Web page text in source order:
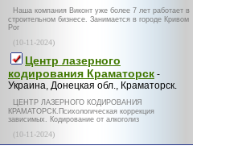
Наша компания Виконт уже более 7 лет работает в
строительном бизнесе. Занимается в городе Кривом
Рог
(10-11-2024)
Центр лазерного
кодирования Краматорск -
Украина, Донецкая обл., Краматорск.
ЦЕНТР ЛАЗЕРНОГО КОДИРОВАНИЯ
КРАМАТОРСК.Психологическая коррекция
зависимых. Кодирование от алкоголиз
(10-11-2024)